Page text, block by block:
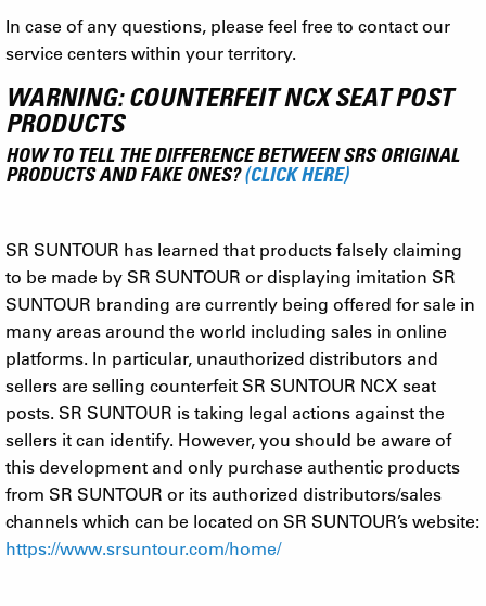
In case of any questions, please feel free to contact our
service centers within your territory.
WARNING: COUNTERFEIT NCX SEAT POST
PRODUCTS
HOW TO TELL THE DIFFERENCE BETWEEN SRS ORIGINAL
PRODUCTS AND FAKE ONES?(CLICK HERE)
SR SUNTOUR has learned that products falsely claiming
to be made by SR SUNTOUR or displaying imitation SR
SUNTOUR branding are currently being offered for sale in
many areas around the world including sales in online
platforms. In particular, unauthorized distributors and
sellers are selling counterfeit SR SUNTOUR NCX seat
posts. SR SUNTOUR is taking legal actions against the
sellers it can identify. However, you should be aware of
this development and only purchase authentic products
from SR SUNTOUR or its authorized distributors/sales
channels which can be located on SR SUNTOUR’s website:
https://www.srsuntour.com/home/